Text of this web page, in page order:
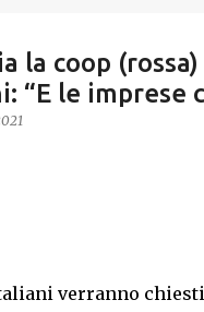
la coop
“E le imprese
verranno